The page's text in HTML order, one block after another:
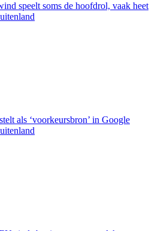
speelt soms de hoofdrol, vaak heet
als ‘voorkeursbron’ in Google